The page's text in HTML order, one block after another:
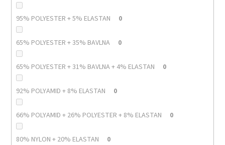
95% POLYESTER + 5% ELASTAN 0
65% POLYESTER + 35% BAVLNA 0
65% POLYESTER + 31% BAVLNA + 4% ELASTAN 0
92% POLYAMID + 8% ELASTAN 0
66% POLYAMID + 26% POLYESTER + 8% ELASTAN 0
80% NYLON + 20% ELASTAN 0